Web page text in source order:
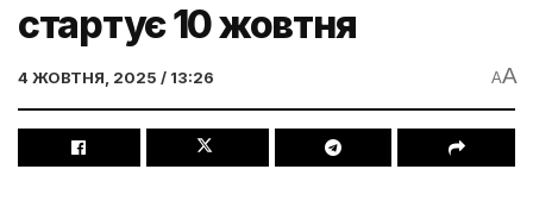
стартує 10 жовтня
4 ЖОВТНЯ, 2025 / 13:26 AA